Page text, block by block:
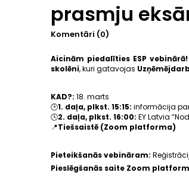
prasmju
Komentāri (0)
Aicinām piedalīties ESP
skolēni, kuri gatavojas
KAD?: 18. marts
🕒1. daļa, plkst. 15:15: informācija
🕓2. daļa, plkst. 16:00: EY Latvia
📍Tiešsaistē (Zoom platforma)
Pieteikšanās vebināram:
Pieslēgšanās saite Zoom